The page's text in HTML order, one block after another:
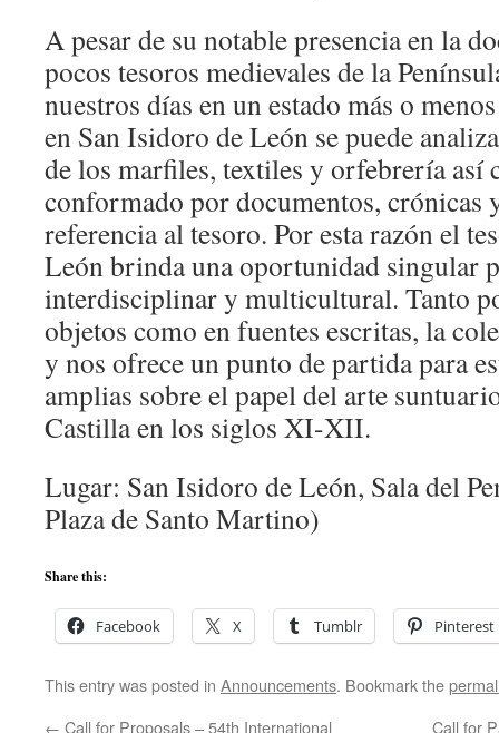
A pesar de su notable presencia en la
pocos tesoros medievales de la
nuestros días en un estado más o
en San Isidoro de León se puede
de los marfiles, textiles y orfebrería así
conformado por documentos, crónicas
referencia al tesoro. Por esta razón el
León brinda una oportunidad singular
interdisciplinar y multicultural. Tanto
objetos como en fuentes escritas, la
y nos ofrece un punto de partida para
amplias sobre el papel del arte
Castilla en los siglos XI-XII.
Lugar: San Isidoro de León, Sala del
Plaza de Santo Martino)
Share this:
Facebook X Tumblr Pinterest
This entry was posted in Announcements. Bookmark the
← Call for Proposals – 54th International Call for